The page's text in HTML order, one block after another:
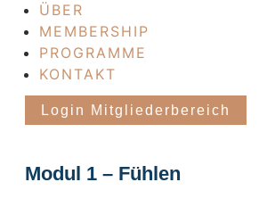
ÜBER
MEMBERSHIP
PROGRAMME
KONTAKT
Login Mitgliederbereich
Modul 1 – Fühlen